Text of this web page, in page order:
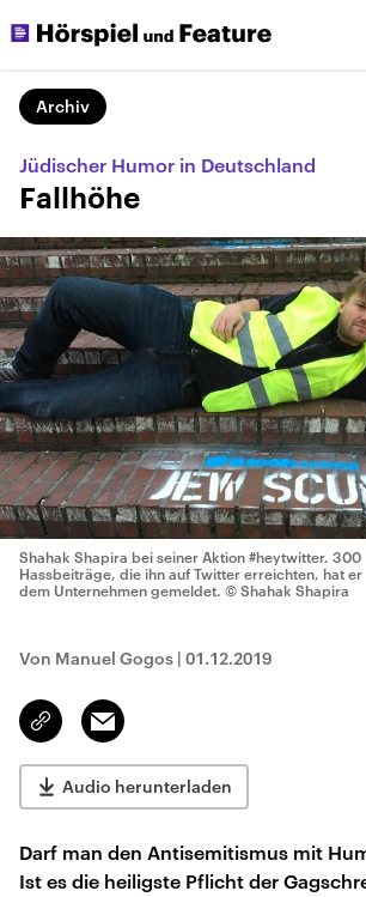
Archiv
Jüdischer Humor in Deutschland
Fallhöhe
Shahak Shapira bei seiner Aktion #heytwitter. 300
Hassbeiträge, die ihn auf Twitter erreichten, hat er
dem Unternehmen gemeldet. © Shahak Shapira
Von Manuel Gogos | 01.12.2019
Link
kopieren/teilen
Email
Audio herunterladen
Darf man den Antisemitismus mit
Ist es die heiligste Pflicht der